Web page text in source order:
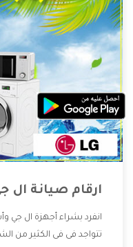
ارقام صيانة ال
انفرد بشراء أجهزة ال جي
تتواجد فى فى الكثير من